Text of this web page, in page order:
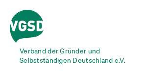
Verband der Gründer und
Selbstständigen Deutschland e.V.